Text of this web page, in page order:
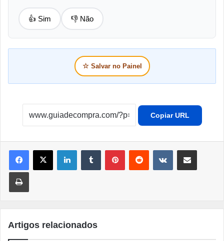
👍 Sim 👎 Não
☆ Salvar no Painel
Copiar URL
LinkedinTumblr PinterestReddit VK Compartilhar por e-mail
Imprimir
Artigos relacionados